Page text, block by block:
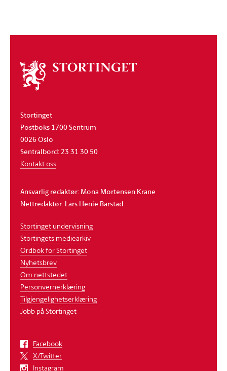
Om
stortinget
Stortinget
Postboks 1700 Sentrum
0026 Oslo
Sentralbord: 23 31 30 50
Kontakt oss
Ansvarlig redaktør: Mona Mortensen Krane
Nettredaktør: Lars Henie Barstad
Stortinget undervisning
Stortingets mediearkiv
Ordbok for Stortinget
Nyhetsbrev
Om nettstedet
Personvernerklæring
Tilgjengelighetserklæring
Jobb på Stortinget
Facebook
X/Twitter
Instagram